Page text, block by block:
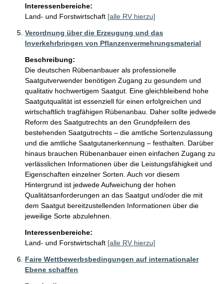
Interessenbereiche:
Land- und Forstwirtschaft [alle RV hierzu]
Verordnung über die Erzeugung und das
Inverkehrbringen von Pflanzenvermehrungsmaterial
Beschreibung:
Die deutschen Rübenanbauer als professionelle
Saatgutverwender benötigen Zugang zu gesundem und
qualitativ hochwertigem Saatgut. Eine gleichbleibend hohe
Saatgutqualität ist essenziell für einen erfolgreichen und
wirtschaftlich tragfähigen Rübenanbau. Daher sollte jedwede
Reform des Saatgutrechts an den Grundpfeilern des
bestehenden Saatgutrechts – die amtliche Sortenzulassung
und die amtliche Saatgutanerkennung – festhalten. Darüber
hinaus brauchen Rübenanbauer einen einfachen Zugang zu
verlässlichen Informationen über die Leistungsfähigkeit und
Eigenschaften einzelner Sorten. Auch vor diesem
Hintergrund ist jedwede Aufweichung der hohen
Qualitätsanforderungen an das Saatgut und/oder die mit
dem Saatgut bereitzustellenden Informationen über die
jeweilige Sorte abzulehnen.
Interessenbereiche:
Land- und Forstwirtschaft [alle RV hierzu]
Faire Wettbewerbsbedingungen auf internationaler
Ebene schaffen